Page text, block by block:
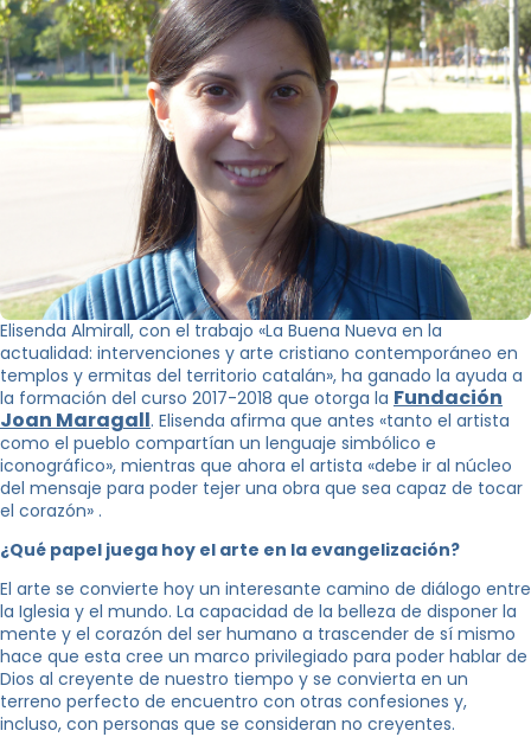
Elisenda Almirall, con el trabajo «La Buena Nueva en la
actualidad: intervenciones y arte cristiano contemporáneo en
templos y ermitas del territorio catalán», ha ganado la ayuda a
la formación del curso 2017-2018 que otorga la Fundación
Joan Maragall. Elisenda afirma que antes «tanto el artista
como el pueblo compartían un lenguaje simbólico e
iconográfico», mientras que ahora el artista «debe ir al núcleo
del mensaje para poder tejer una obra que sea capaz de tocar
el corazón» .
¿Qué papel juega hoy el arte en la evangelización?
El arte se convierte hoy un interesante camino de diálogo entre
la Iglesia y el mundo. La capacidad de la belleza de disponer la
mente y el corazón del ser humano a trascender de sí mismo
hace que esta cree un marco privilegiado para poder hablar de
Dios al creyente de nuestro tiempo y se convierta en un
terreno perfecto de encuentro con otras confesiones y,
incluso, con personas que se consideran no creyentes.